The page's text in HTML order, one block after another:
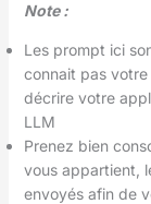
Note :
Les prompt ici
connait pas
décrire votre
LLM
Prenez bien
vous appartient,
envoyés afin de